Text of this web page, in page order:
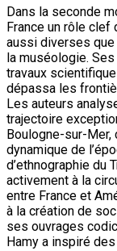
Dans la seconde
France un rôle
aussi diverses que
la muséologie.
travaux
dépassa les
Les auteurs
trajectoire
Boulogne-sur-Mer,
dynamique de
d’ethnographie du
activement à la
entre France et
à la création de
ses ouvrages
Hamy a inspiré